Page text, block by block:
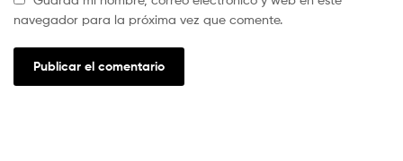
navegador para la próxima vez que comente.